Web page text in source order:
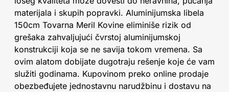
materijala i skupih popravki. Aluminijumska libela
150cm Tovarna Meril Kovine eliminiše rizik od
grešaka zahvaljujući čvrstoj aluminijumskoj
konstrukciji koja se ne savija tokom vremena. Sa
ovim alatom dobijate dugotraju rešenje koje će vam
služiti godinama. Kupovinom preko online prodaje
obezbeđujete jednostavnu narudžbinu i dostavu na